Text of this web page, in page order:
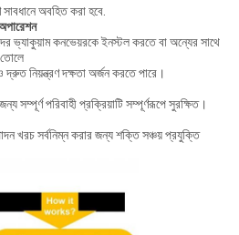
অবহিত করা হবে.
ভ্যাকুয়াম কনভেয়রকে ইনস্টল করতে বা অন্যের সাথে
নিয়ন্ত্রণ দক্ষতা অর্জন করতে পারে।
সম্পূর্ণ পরিবাহী প্রক্রিয়াটি সম্পূর্ণরূপে সুরক্ষিত।
খরচ সর্বনিম্ন করার জন্য শক্তি সঞ্চয় প্রযুক্তি